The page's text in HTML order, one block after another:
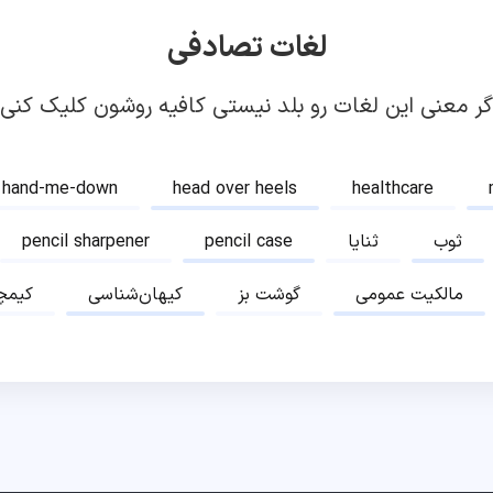
لغات تصادفی
معنی این لغات رو بلد نیستی کافیه روشون کلیک
hand-me-down head over heels healthcare
pencil sharpener
pencil case ثنایا
ثوب
کیهان‌شناسی گوشت بز مالکیت عمومی